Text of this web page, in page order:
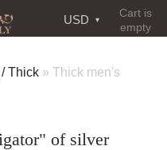
Cart is
empty
USD
Thick » Thick men's
of silver